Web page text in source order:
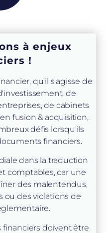
à enjeux
!
qu'il s'agisse de
de
de cabinets
fusion & acquisition,
défis lorsqu'ils
financiers.
dans la traduction
comptables, car une
des malentendus,
ou des violations de
financiers doivent être